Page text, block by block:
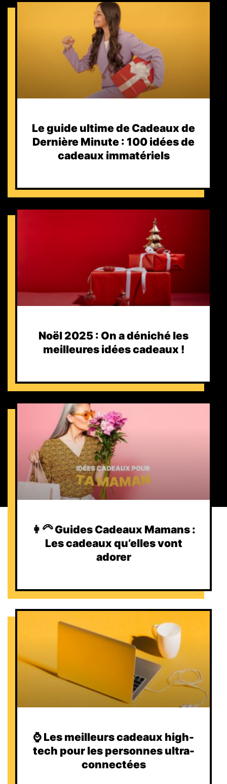
Le guide ultime de Cadeaux de
Dernière Minute : 100 idées de
cadeaux immatériels
Noël 2025 : On a déniché les
meilleures idées cadeaux !
👩‍🦳 Guides Cadeaux Mamans :
Les cadeaux qu’elles vont
adorer
⌚️ Les meilleurs cadeaux high-
tech pour les personnes ultra-
connectées